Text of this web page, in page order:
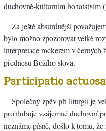
duchovně-kulturním bohatstvím
Za ještě absurdnější
bylo možno zpozorovat velké
interpretace rockerem v černých
přednesu Božího slova.
Participatio
Společný zpěv při liturgii je
prohlubuje vzájemné duchovní
neznámé písně, došlo k tomu,